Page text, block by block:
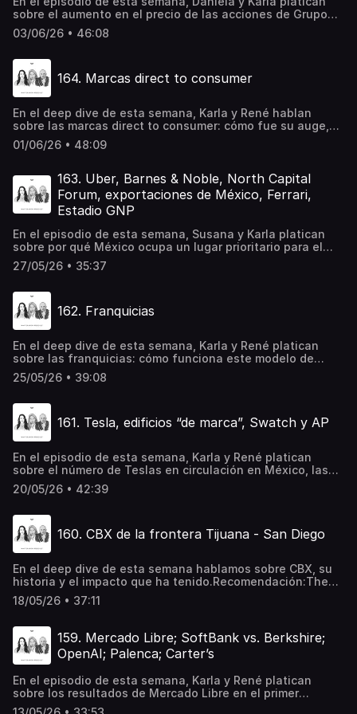
"Whitepaper Hoy" en SpotifyRecomendaciones:The Typo
Vibe ShiftAI’s $400 Billion Test Is About To Begin
sobre el aumento en el precio de las acciones de Grupo
México; la entrada de Grupo Galería al mercado español;
el golf; la historia de Danny Go!; y la entrevista con
Galería12:22 - Golf21:15 - Danny Go!30:51 - Christoph
SchweizerCompra tu gorra o ilustraciones de Whitepaper
aquí⁠Escucha nuestro newsletter diario "Whitepaper Hoy"
Haidt
03/06/26 • 46:08
164. Marcas direct to consumer
En el deep dive de esta semana, Karla y René hablan
sobre las marcas direct to consumer: cómo fue su auge,
las razones de su caída y cuál es su situación actual en
México.Aeroméxico es la aerolínea más puntual del
CIRIUM. Conoce más Compra tu gorra o ilustraciones de
Whitepaper aquí⁠Escucha nuestro newsletter diario
"Whitepaper Hoy" en Spotify⁠Recomendaciones:Presumed
Guilty
01/06/26 • 48:09
163. Uber, Barnes & Noble, North Capital
Forum, exportaciones de México, Ferrari,
Estadio GNP
En el episodio de esta semana, Susana y Karla platican
sobre por qué México ocupa un lugar prioritario para el
negocio publicitario de Uber; el crecimiento de las
exportaciones de México; el recinto que registró la mayor
nuevo modelo de Ferrari, y más.06:36 - Uber10:48 -
exportaciones de México13:56 - Ferrari16:41 - Barnes &
Noble21:24 - North Capital Forum23:50 - Estadio
aquí⁠Escucha nuestro newsletter diario "Whitepaper Hoy"
en Spotify⁠Descubre cómo fortalecer tu estrategia en
empresas.hsbc.com.mx Recomendaciones:A Personal
Pivot
27/05/26 • 35:37
162. Franquicias
En el deep dive de esta semana, Karla y René platican
sobre las franquicias: cómo funciona este modelo de
negocio, qué tan grande es la industria y qué tan rentable
puede ser tener una
Getting To and Through Goldman Sachs Aeroméxico es la
aerolínea más puntual del mundo por segundo año
consecutivo, de acuerdo con CIRIUM. Conoce más
25/05/26 • 39:08
161. Tesla, edificios “de marca”, Swatch y AP
En el episodio de esta semana, Karla y René platican
sobre el número de Teslas en circulación en México, las
branded residences en Miami y el reloj que lanzó Swatch
en colaboración con Audemars Piguet.10:35 - Tesla25:11 -
ilustraciones de Whitepaper aquí⁠Escucha nuestro
newsletter diario "Whitepaper Hoy" en Spotify⁠Descubre
cómo fortalecer tu estrategia en empresas.hsbc.com.mx
20/05/26 • 42:39
160. CBX de la frontera Tijuana - San Diego
En el deep dive de esta semana hablamos sobre CBX, su
historia y el impacto que ha tenido.Recomendación:The
Resurrection of Michael JacksonCompra tu gorra o
ilustraciones de Whitepaper aquí⁠Escucha nuestro
18/05/26 • 37:11
159. Mercado Libre; SoftBank vs. Berkshire;
OpenAI; Palenca; Carter’s
En el episodio de esta semana, Karla y René platican
sobre los resultados de Mercado Libre en el primer
trimestre del año; también analizan cómo los balances de